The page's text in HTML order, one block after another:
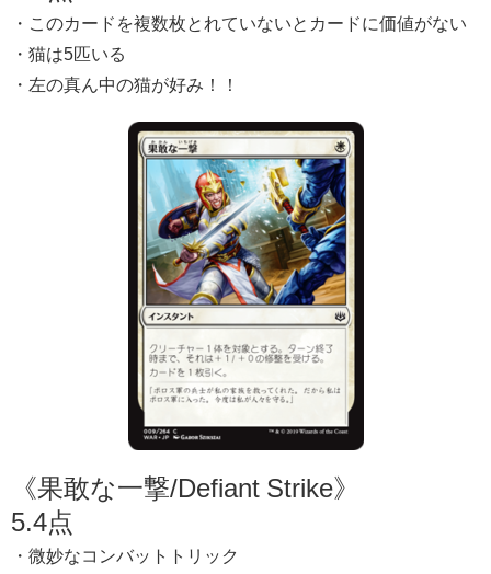
・このカードを複数枚とれていないとカードに価値がない
・猫は5匹いる
・左の真ん中の猫が好み！！
《果敢な一撃/Defiant Strike》
5.4点
・微妙なコンバットトリック